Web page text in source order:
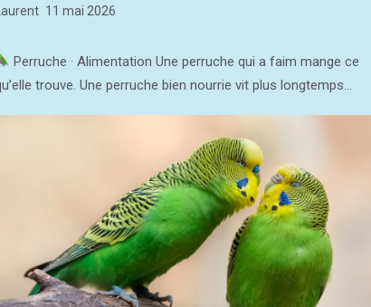
Laurent 11 mai 2026
Perruche · Alimentation Une perruche qui a faim mange ce
trouve. Une perruche bien nourrie vit plus longtemps...